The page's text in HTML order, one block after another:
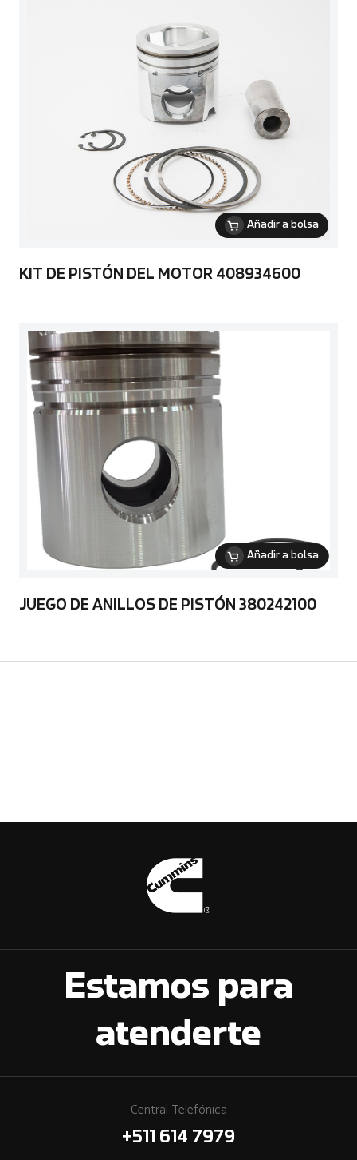
Añadir a bolsa
KIT DE PISTÓN DEL MOTOR 408934600
Añadir a bolsa
JUEGO DE ANILLOS DE PISTÓN 380242100
Estamos para
atenderte
Central Telefónica
+511 614 7979